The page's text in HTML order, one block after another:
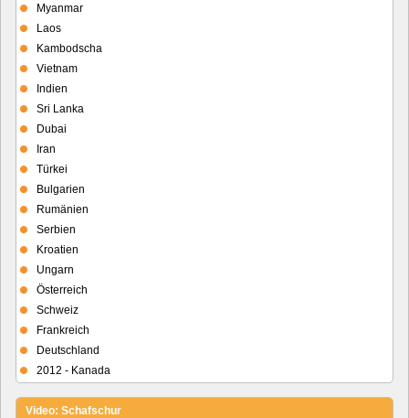
Myanmar
Laos
Kambodscha
Vietnam
Indien
Sri Lanka
Dubai
Iran
Türkei
Bulgarien
Rumänien
Serbien
Kroatien
Ungarn
Österreich
Schweiz
Frankreich
Deutschland
2012 - Kanada
Video: Schafschur